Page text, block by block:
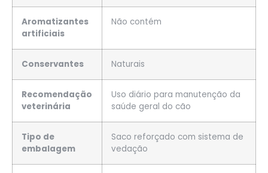
Aromatizantes
artificiais
Não contém
Conservantes Naturais
Recomendação
veterinária
Uso diário para manutenção da
saúde geral do cão
Tipo de
embalagem
Saco reforçado com sistema de
vedação